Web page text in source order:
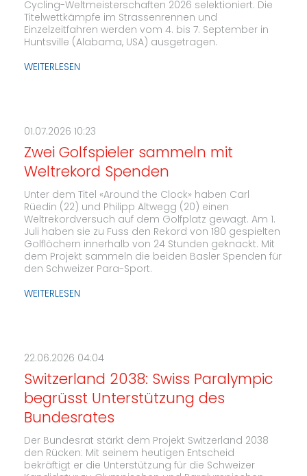
Cycling-Weltmeisterschaften 2026 selektioniert. Die
Titelwettkämpfe im Strassenrennen und
Einzelzeitfahren werden vom 4. bis 7. September in
Huntsville (Alabama, USA) ausgetragen.
WEITERLESEN
01.07.2026 10:23
Zwei Golfspieler sammeln mit
Weltrekord Spenden
Unter dem Titel «Around the Clock» haben Carl
Rüedin (22) und Philipp Altwegg (20) einen
Weltrekordversuch auf dem Golfplatz gewagt. Am 1.
Juli haben sie zu Fuss den Rekord von 180 gespielten
Golflöchern innerhalb von 24 Stunden geknackt. Mit
dem Projekt sammeln die beiden Basler Spenden für
den Schweizer Para-Sport.
WEITERLESEN
22.06.2026 04:04
Switzerland 2038: Swiss Paralympic
begrüsst Unterstützung des
Bundesrates
Der Bundesrat stärkt dem Projekt Switzerland 2038
den Rücken: Mit seinem heutigen Entscheid
bekräftigt er die Unterstützung für die Schweizer